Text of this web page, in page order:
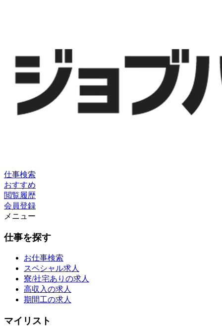
仕事検索
おすすめ
閲覧履歴
会員登録
メニュー
仕事を探す
お仕事検索
スペシャル求人
寮/社宅ありの求人
高収入の求人
期間工の求人
マイリスト